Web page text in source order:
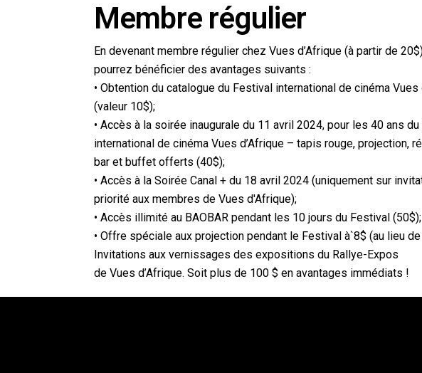
Membre régulier
En devenant membre régulier chez Vues d’Afrique (à partir de
pourrez bénéficier des avantages suivants :
• Obtention du catalogue du Festival international de cinéma Vues
(valeur 10$);
• Accès à la soirée inaugurale du 11 avril 2024, pour les 40 ans
international de cinéma Vues d’Afrique – tapis rouge, projection,
bar et buffet offerts (40$);
• Accès à la Soirée Canal + du 18 avril 2024 (uniquement sur
priorité aux membres de Vues d'Afrique);
• Accès illimité au BAOBAR pendant les 10 jours du Festival (50$);
• Offre spéciale aux projection pendant le Festival à`8$ (au lieu de
Invitations aux vernissages des expositions du Rallye-Expos
de Vues d’Afrique. Soit plus de 100 $ en avantages immédiats !